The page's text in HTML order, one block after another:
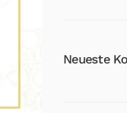
Neueste